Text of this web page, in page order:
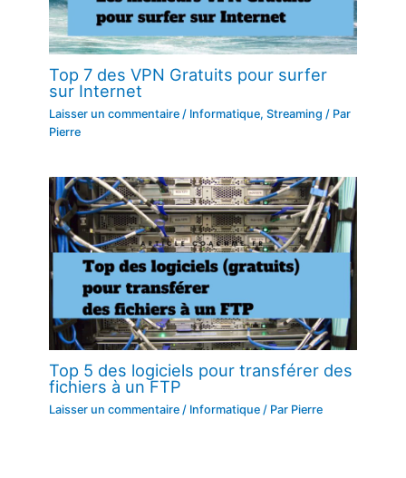
Top 7 des VPN Gratuits pour surfer
sur Internet
Laisser un commentaire / Informatique,Streaming / Par
Pierre
Top 5 des logiciels pour transférer des
fichiers à un FTP
Laisser un commentaire / Informatique / Par Pierre